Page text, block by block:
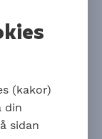
därför den
Hur många
också
(kakor)
din
sidan